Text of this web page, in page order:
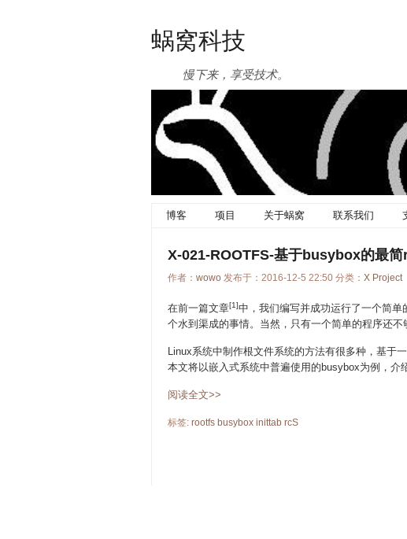
蜗窝科技
慢下来，享受技术。
博客 项目 关于蜗窝 联系我们
X-021-ROOTFS-基于busybox的最
作者： wowo 发布于：2016-12-5 22:50 分类： X Project
在前一篇文章[1]中，我们编写并成功运行了一个简单
个水到渠成的事情。当然，只有一个简单的程序还
Linux系统中制作根文件系统的方法有很多种，基于
本文将以嵌入式系统中普遍使用的busybox为例，介
阅读全文>>
标签: rootfs busybox inittab rcS